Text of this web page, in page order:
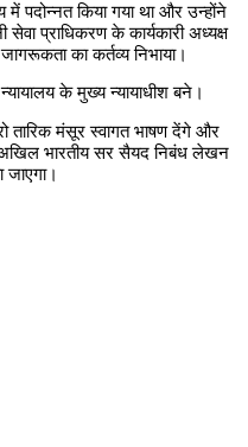
में पदोन्नत किया गया था और उन्होंने
प्राधिकरण के कार्यकारी अध्यक्ष
का कर्तव्य निभाया।
के मुख्य न्यायाधीश बने।
तारिक मंसूर स्वागत भाषण देंगे और
भारतीय सर सैयद निबंध लेखन
जाएगा।